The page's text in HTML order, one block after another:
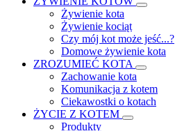
Żywienie kota
Żywienie kociąt
Czy mój kot może jeść...?
Domowe żywienie kota
ZROZUMIEĆ KOTA
Zachowanie kota
Komunikacja z kotem
Ciekawostki o kotach
ŻYCIE Z KOTEM
Produkty